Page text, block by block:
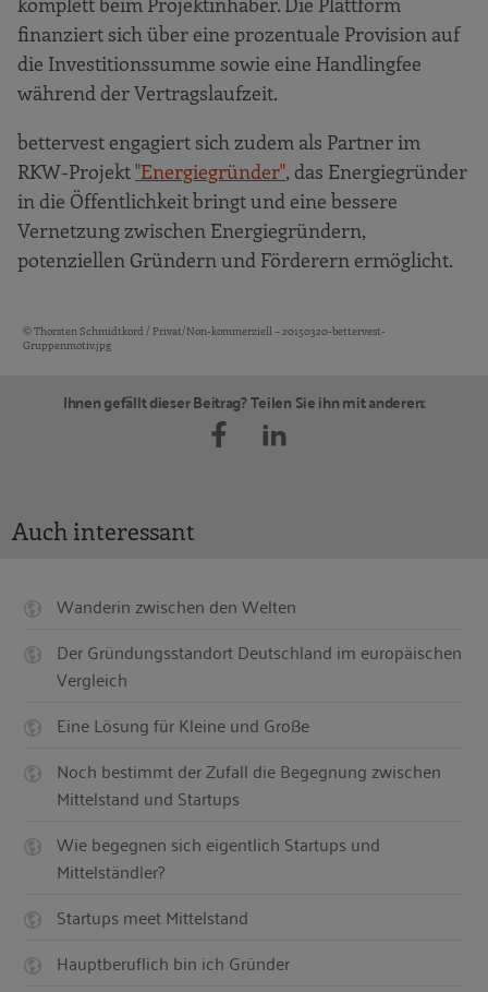
finanziert sich über eine prozentuale Provision auf
die Investitionssumme sowie eine Handlingfee
während der Vertragslaufzeit.
bettervest engagiert sich zudem als Partner im
RKW-Projekt"Energiegründer", das Energiegründer
in die Öffentlichkeit bringt und eine bessere
Vernetzung zwischen Energiegründern,
potenziellen Gründern und Förderern ermöglicht.
Bildquellen und Copyright-Hinweise
© Thorsten Schmidtkord / Privat/Non-kommerziell – 20150320-bettervest-
Gruppenmotiv.jpg
Ihnen gefällt dieser Beitrag? Teilen Sie ihn mit anderen:
Auch interessant
Wanderin zwischen den Welten
Der Gründungsstandort Deutschland im europäischen
Vergleich
Eine Lösung für Kleine und Große
Noch bestimmt der Zufall die Begegnung zwischen
Mittelstand und Startups
Wie begegnen sich eigentlich Startups und
Mittelständler?
Startups meet Mittelstand
Hauptberuflich bin ich Gründer